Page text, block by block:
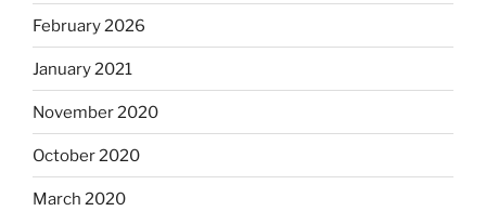
February 2026
January 2021
November 2020
October 2020
March 2020